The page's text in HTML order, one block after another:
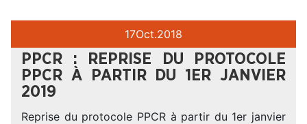
17Oct.2018
PPCR : REPRISE DU PROTOCOLE
PPCR À PARTIR DU 1ER JANVIER
2019
Reprise du protocole PPCR à partir du 1er janvier